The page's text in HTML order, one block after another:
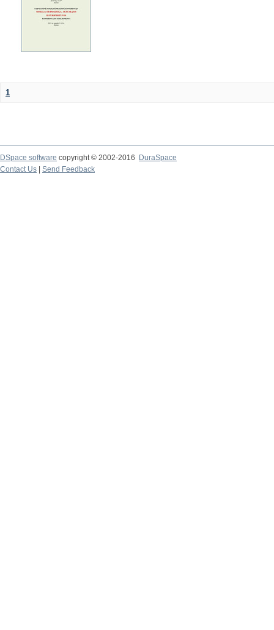
1
DSpace software copyright © 2002-2016
DuraSpace
Contact Us
Send Feedback